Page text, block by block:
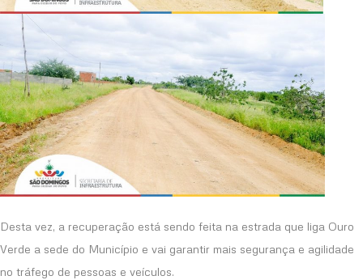
Desta vez, a recuperação está sendo feita na estrada que liga Ouro
Verde a sede do Município e vai garantir mais segurança e agilidade
no tráfego de pessoas e veículos.